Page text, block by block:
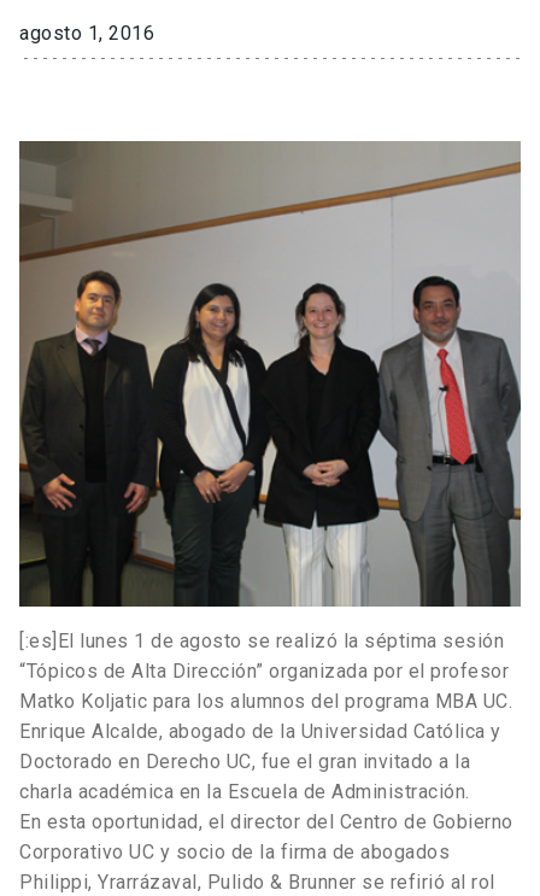
agosto 1, 2016
[:es]El lunes 1 de agosto se realizó la séptima sesión
“Tópicos de Alta Dirección” organizada por el profesor
Matko Koljatic para los alumnos del programa MBA UC.
Enrique Alcalde, abogado de la Universidad Católica y
Doctorado en Derecho UC, fue el gran invitado a la
charla académica en la Escuela de Administración.
En esta oportunidad, el director del Centro de Gobierno
Corporativo UC y socio de la firma de abogados
Philippi, Yrarrázaval, Pulido & Brunner se refirió al rol